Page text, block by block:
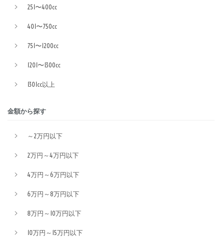
251〜400cc
401〜750cc
751〜1200cc
1201〜1300cc
1301cc以上
金額から探す
～2万円以下
2万円～4万円以下
4万円～6万円以下
6万円～8万円以下
8万円～10万円以下
10万円～15万円以下